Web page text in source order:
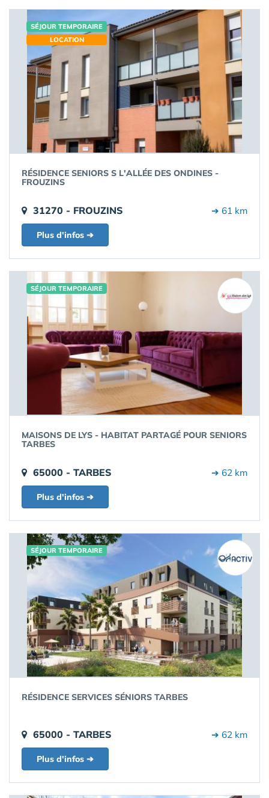
SÉJOUR TEMPORAIRE
LOCATION
RÉSIDENCE SENIORS S L'ALLÉE DES ONDINES -
FROUZINS
31270 - FROUZINS ➔ 61 km
Plus d'infos ➔
SÉJOUR TEMPORAIRE
MAISONS DE LYS - HABITAT PARTAGÉ POUR SENIORS
TARBES
65000 - TARBES ➔ 62 km
Plus d'infos ➔
SÉJOUR TEMPORAIRE
RÉSIDENCE SERVICES SÉNIORS TARBES
65000 - TARBES ➔ 62 km
Plus d'infos ➔